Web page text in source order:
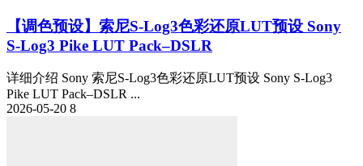
【调色预设】索尼S-Log3色彩还原LUT预设 Sony
S-Log3 Pike LUT Pack–DSLR
详细介绍 Sony 索尼S-Log3色彩还原LUT预设 Sony S-Log3
Pike LUT Pack–DSLR ...
2026-05-20 8